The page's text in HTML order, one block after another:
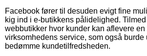
Facebook fører til desuden evigt fine
kig ind i e-butikkens pålidelighed.
webbutikker hvor kunder kan aflevere
virksomhedens service, som også burde
bedømme kundetilfredsheden.